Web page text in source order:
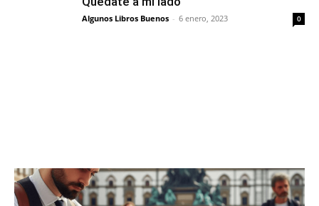
Algunos Libros Buenos - 6 enero, 2023 0